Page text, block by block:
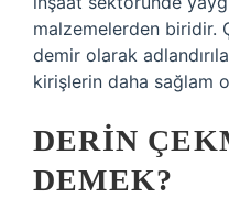
malzemelerden biridir.
demir olarak
kirişlerin daha sağlam
DERIN
DEMEK?